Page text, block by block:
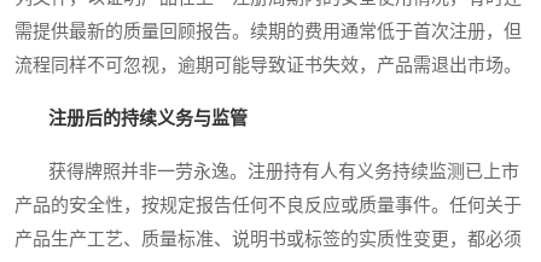
需提供最新的质量回顾报告。续期的费用通常低于首次注册，但
流程同样不可忽视，逾期可能导致证书失效，产品需退出市场。
注册后的持续义务与监管
获得牌照并非一劳永逸。注册持有人有义务持续监测已上市
产品的安全性，按规定报告任何不良反应或质量事件。任何关于
产品生产工艺、质量标准、说明书或标签的实质性变更，都必须